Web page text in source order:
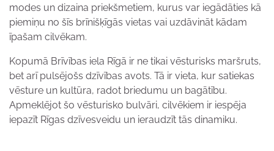
modes un dizaina priekšmetiem, kurus var iegādāties kā
piemiņu no šīs brīnišķīgās vietas vai uzdāvināt kādam
īpašam cilvēkam.
Kopumā Brīvības iela Rīgā ir ne tikai vēsturisks maršruts,
bet arī pulsējošs dzīvības avots. Tā ir vieta, kur satiekas
vēsture un kultūra, radot briedumu un bagātību.
Apmeklējot šo vēsturisko bulvāri, cilvēkiem ir iespēja
iepazīt Rīgas dzīvesveidu un ieraudzīt tās dinamiku.